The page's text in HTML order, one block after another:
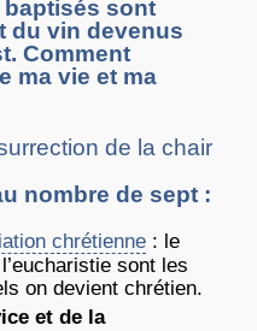
baptisés sont
du vin devenus
Comment
ma vie et ma
de la chair
nombre de sept :
chrétienne : le
sont les
on devient chrétien.
et de la